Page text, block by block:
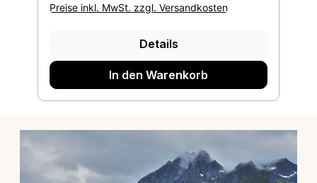
Preise inkl. MwSt. zzgl. Versandkosten
Details
In den Warenkorb